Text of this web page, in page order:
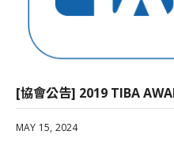
MAY 15, 2024